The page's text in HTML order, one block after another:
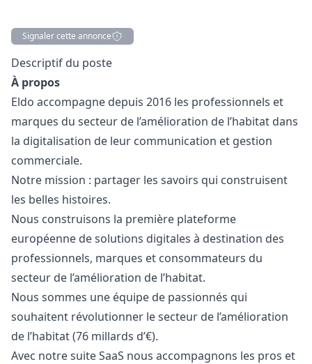
Signaler cette annonce
Description
Descriptif du poste
À propos
Eldo accompagne depuis 2016 les professionnels et
marques du secteur de l’amélioration de l’habitat dans
la digitalisation de leur communication et gestion
commerciale.
Notre mission : partager les savoirs qui construisent
les belles histoires.
Nous construisons la première plateforme
européenne de solutions digitales à destination des
professionnels, marques et consommateurs du
secteur de l’amélioration de l’habitat.
Nous sommes une équipe de passionnés qui
souhaitent révolutionner le secteur de l’amélioration
de l’habitat (76 millards d’€).
Avec notre suite SaaS nous accompagnons les pros et